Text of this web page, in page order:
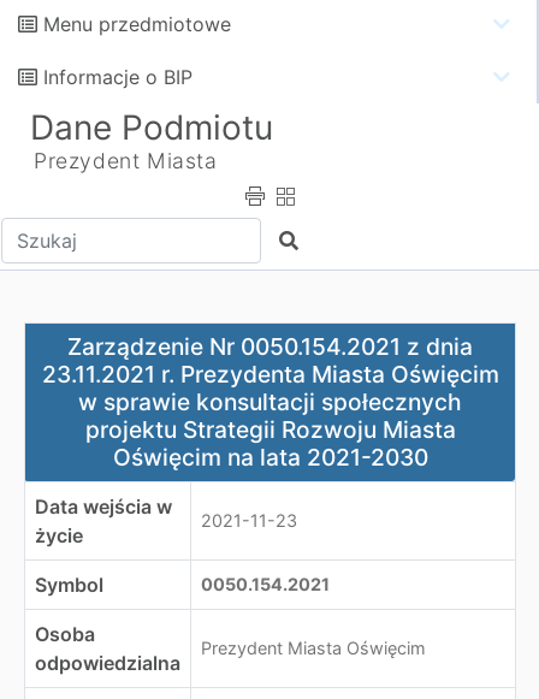
Menu przedmiotowe
Informacje o BIP
Dane Podmiotu
Prezydent Miasta
Wpisz tekst do wyszukania Szukaj
Zarządzenie Nr 0050.154.2021 z dnia 23.11.2021 r.
Zarządzenie Nr 0050.154.2021 z dnia
23.11.2021 r. Prezydenta Miasta Oświęcim
w sprawie konsultacji społecznych
projektu Strategii Rozwoju Miasta
Oświęcim na lata 2021-2030
Data wejścia w
życie
2021-11-23
Symbol 0050.154.2021
Osoba
odpowiedzialna
Prezydent Miasta Oświęcim